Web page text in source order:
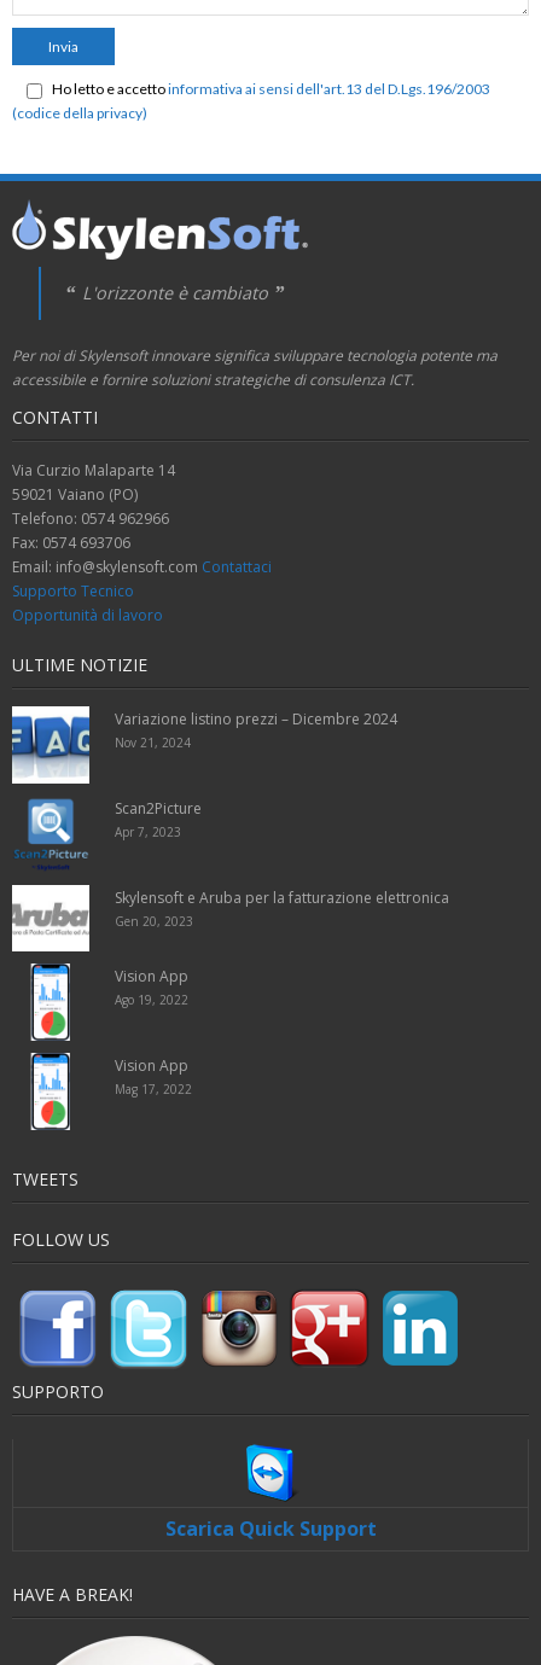
Ho letto e accettoinformativa ai sensi dell'art.13 del D.Lgs.196/2003
(codice della privacy)
L'orizzonte è cambiato
Per noi di Skylensoft innovare significa sviluppare tecnologia potente ma
accessibile e fornire soluzioni strategiche di consulenza ICT.
CONTATTI
Via Curzio Malaparte 14
59021 Vaiano (PO)
Telefono: 0574 962966
Fax: 0574 693706
Email: info@skylensoft.com Contattaci
Supporto Tecnico
Opportunità di lavoro
ULTIME NOTIZIE
Variazione listino prezzi – Dicembre 2024
Nov 21, 2024
Scan2Picture
Apr 7, 2023
Skylensoft e Aruba per la fatturazione elettronica
Gen 20, 2023
Vision App
Ago 19, 2022
Vision App
Mag 17, 2022
TWEETS
FOLLOW US
SUPPORTO
Scarica Quick Support
HAVE A BREAK!